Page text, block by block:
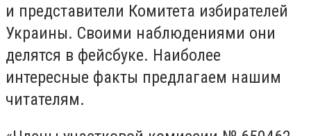
и представители Комитета избирателей
Украины. Своими наблюдениями они
делятся в фейсбуке. Наиболее
интересные факты предлагаем нашим
читателям.